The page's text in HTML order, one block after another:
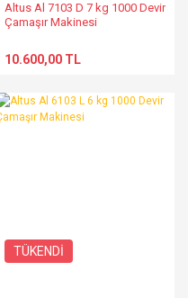
Altus Al 7103 D 7 kg 1000 Devir
Çamaşır Makinesi
10.600,00 TL
TÜKENDİ